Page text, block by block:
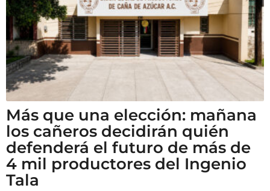
Más que una elección: mañana
los cañeros decidirán quién
defenderá el futuro de más de
4 mil productores del Ingenio
Tala